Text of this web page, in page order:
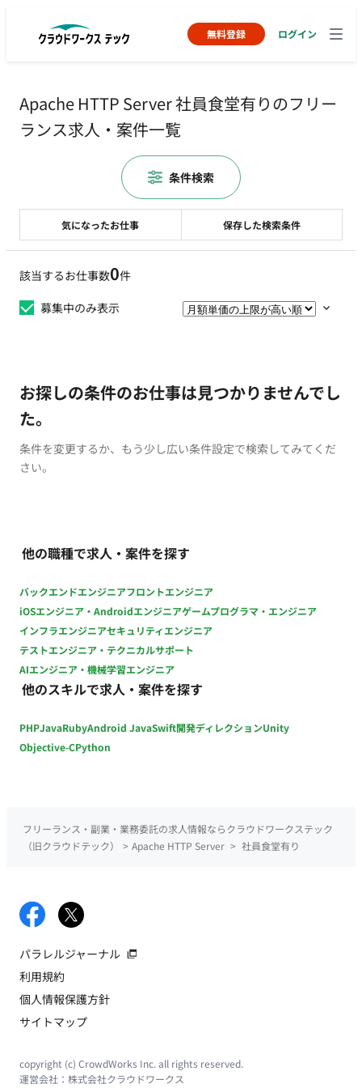
無料登録 ログイン
Apache HTTP Server 社員食堂有りのフリー
ランス求人・案件一覧
該当するお仕事数0件
募集中のみ表示
お探しの条件のお仕事は見つかりませんでし
た。
条件を変更するか、もう少し広い条件設定で検索してみてくだ
さい。
他の職種で求人・案件を探す
バックエンドエンジニアフロントエンジニア
iOSエンジニア・Androidエンジニアゲームプログラマ・エンジニア
インフラエンジニアセキュリティエンジニア
テストエンジニア・テクニカルサポート
AIエンジニア・機械学習エンジニア
他のスキルで求人・案件を探す
PHPJavaRubyAndroid JavaSwift開発ディレクションUnity
Objective-CPython
気になったお仕事 保存した検索条件
条件検索
フリーランス・副業・業務委託の求人情報ならクラウドワークステック
（旧クラウドテック）
> Apache HTTP Server > 社員食堂有り
パラレルジャーナル
利用規約
個人情報保護方針
サイトマップ
copyright (c) CrowdWorks Inc. all rights reserved.
運営会社： 株式会社クラウドワークス